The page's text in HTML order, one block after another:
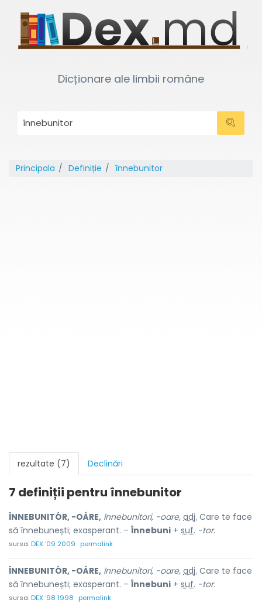
Dicționare ale limbii române
Principala Definiție înnebunitor
rezultate (7) Declinări
7 definiții pentru înnebunitor
ÎNNEBUNITÓR, -OÁRE, înnebunitori, -oare, adj. Care te face
să înnebunești; exasperant. – Înnebuni + suf. -tor.
sursa:DEX '09 2009 permalink
ÎNNEBUNITÓR, -OÁRE, înnebunitori, -oare, adj. Care te face
să înnebunești; exasperant. – Înnebuni + suf. -tor.
sursa:DEX '98 1998 permalink